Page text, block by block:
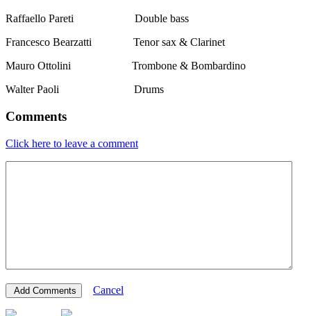
Raffaello Pareti
Double bass
Francesco Bearzatti
Tenor sax & Clarinet
Mauro Ottolini
Trombone & Bombardino
Walter Paoli
Drums
Comments
Click here to leave a comment
Cancel